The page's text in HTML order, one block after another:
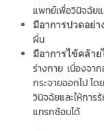
แพทย์เพื่อวินิจฉัยแ
มีอาการปวดอย่
ผื่น
มีอาการไข้คล้า
ร่างกาย เนื่องจา
กระจายออกไป โ
วินิจฉัยและให้การ
แทรกซ้อนได้